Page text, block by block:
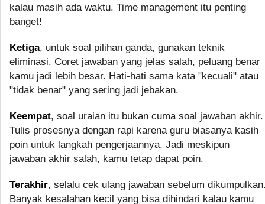
kalau masih ada waktu. Time management itu penting
banget!
Ketiga, untuk soal pilihan ganda, gunakan teknik
eliminasi. Coret jawaban yang jelas salah, peluang benar
kamu jadi lebih besar. Hati-hati sama kata "kecuali" atau
"tidak benar" yang sering jadi jebakan.
Keempat, soal uraian itu bukan cuma soal jawaban akhir.
Tulis prosesnya dengan rapi karena guru biasanya kasih
poin untuk langkah pengerjaannya. Jadi meskipun
jawaban akhir salah, kamu tetap dapat poin.
Terakhir, selalu cek ulang jawaban sebelum
Banyak kesalahan kecil yang bisa dihindari kalau kamu